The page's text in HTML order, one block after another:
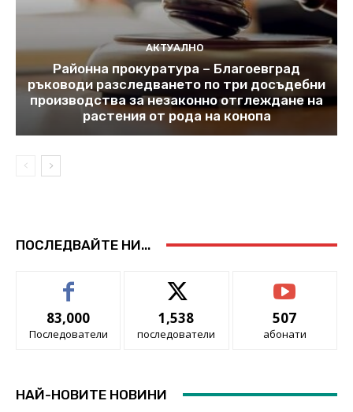
АКТУАЛНО
Районна прокуратура – Благоевград
ръководи разследването по три досъдебни
производства за незаконно отглеждане на
растения от рода на конопа
ПОСЛЕДВАЙТЕ НИ...
83,000
Последователи
1,538
последователи
507
абонати
НАЙ-НОВИТЕ НОВИНИ